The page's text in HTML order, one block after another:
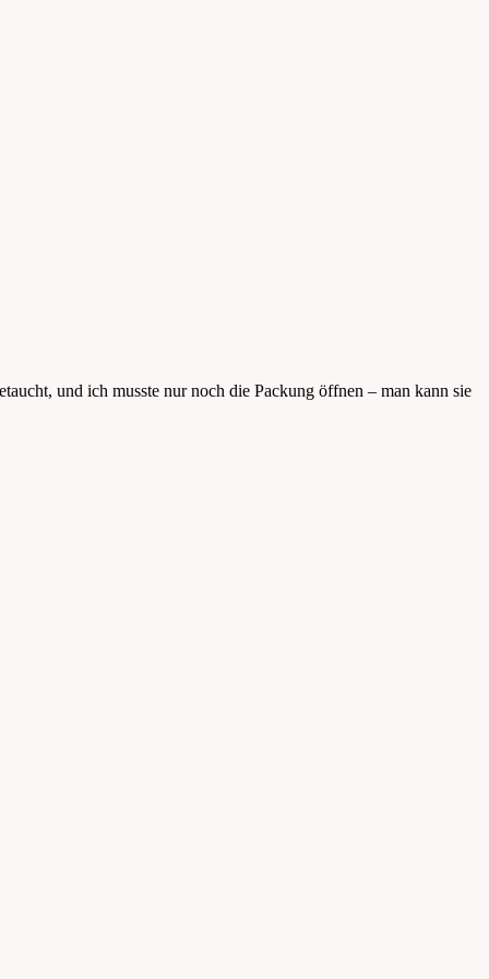
und ich musste nur noch die Packung öffnen – man kann sie